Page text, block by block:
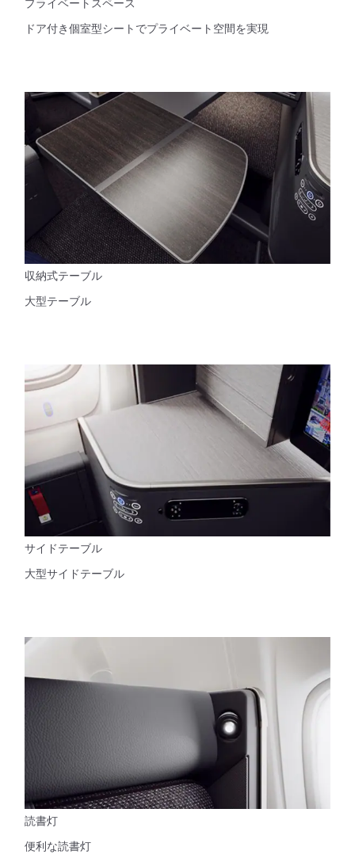
プライベートスペース
ドア付き個室型シートでプライベート空間を実現
収納式テーブル
大型テーブル
サイドテーブル
大型サイドテーブル
読書灯
便利な読書灯